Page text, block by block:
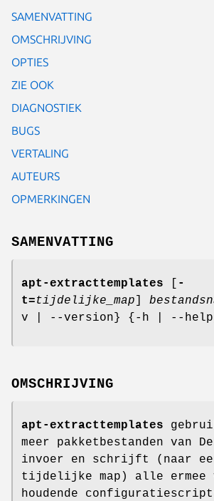
SAMENVATTING
OMSCHRIJVING
OPTIES
ZIE OOK
DIAGNOSTIEK
BUGS
VERTALING
AUTEURS
OPMERKINGEN
SAMENVATTING
apt-extracttemplates
-
t=tijdelijke_map
v | --version} {-h | --
OMSCHRIJVING
apt-extracttemplates
meer pakketbestanden van
invoer en schrijft (naar
tijdelijke map) alle ermee
houdende